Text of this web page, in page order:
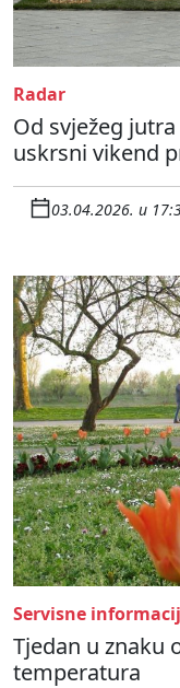
Radar
Od svježeg
uskrsni vikend
03.04.2026. u
Servisne
Tjedan u znaku
temperatura